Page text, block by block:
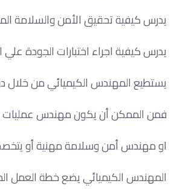
يدرس كيفية تحقيق الأمن والسلامة
يدرس كيفية اجراء اختبارات الجودة
يستطيع المهندس الكيميائي من
فمن الممكن أن يكون مهندس عمليات
او مهندس أمن وسلامة مهنية أو
المهندس الكيميائي يضع خطة العمل